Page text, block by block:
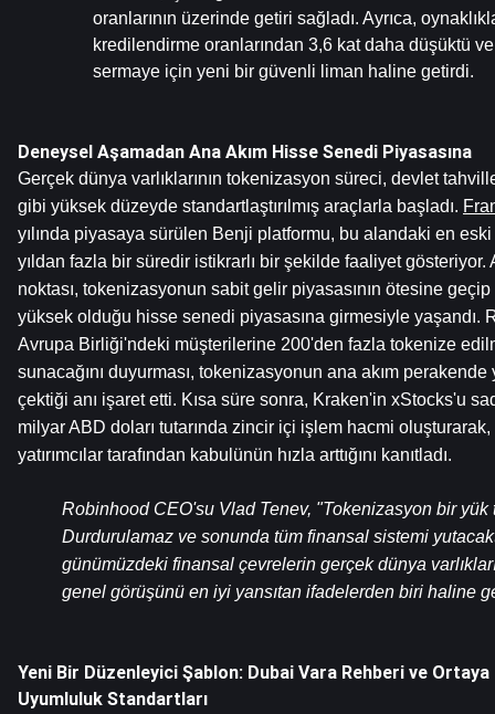
oranlarının üzerinde getiri sağladı. Ayrıca,
kredilendirme oranlarından 3,6 kat daha düşüktü
sermaye için yeni bir güvenli liman haline getirdi.
Deneysel Aşamadan Ana Akım Hisse Senedi Piyasasına
Gerçek dünya varlıklarının tokenizasyon süreci, devlet
gibi yüksek düzeyde standartlaştırılmış araçlarla başladı.
yılında piyasaya sürülen Benji platformu, bu alandaki en
yıldan fazla bir süredir istikrarlı bir şekilde faaliyet gösteriyor.
noktası, tokenizasyonun sabit gelir piyasasının ötesine
yüksek olduğu hisse senedi piyasasına girmesiyle yaşandı.
Avrupa Birliği'ndeki müşterilerine 200'den fazla tokenize
sunacağını duyurması, tokenizasyonun ana akım perakende
çektiği anı işaret etti. Kısa süre sonra, Kraken'in xStocks'u
milyar ABD doları tutarında zincir içi işlem hacmi
yatırımcılar tarafından kabulünün hızla arttığını kanıtladı.
Robinhood CEO'su Vlad Tenev, "Tokenizasyon bir yük
Durdurulamaz ve sonunda tüm finansal sistemi
günümüzdeki finansal çevrelerin gerçek dünya
genel görüşünü en iyi yansıtan ifadelerden biri haline
Yeni Bir Düzenleyici Şablon: Dubai Vara Rehberi ve Ortaya
Uyumluluk Standartları